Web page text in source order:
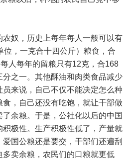
奴，历史上每年每人一般可以有
位，一克合十四公斤）粮食，合
人每年的留粮只有12克，合168
之一。其他酥油和肉类食品减少
来说，自己不仅不能决定怎么种
，自己还没有吃饱，就让干部做
余粮。于是，公社化以后的中国
极性。生产积极性低了，产量就
国公粮还是要交，干部们还遍刮
卖余粮，农民们的口粮就更低